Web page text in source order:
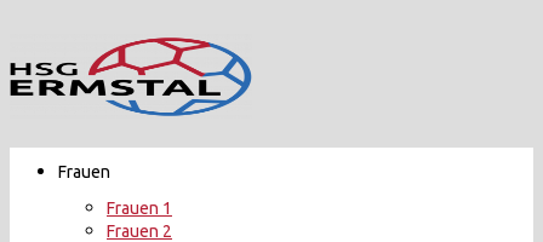
Inhalt
Frauen
Frauen 1
Frauen 2